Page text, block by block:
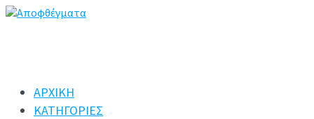
ΑΡΧΙΚΗ
ΚΑΤΗΓΟΡΙΕΣ